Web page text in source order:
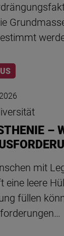
–
mit
eine leere
füllen